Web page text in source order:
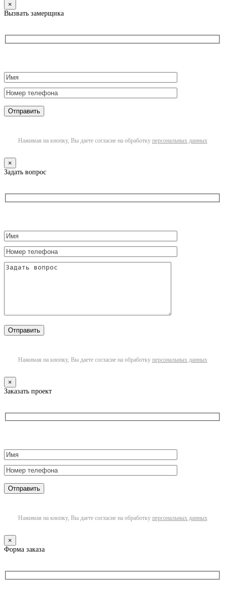
×
Вызвать замерщика
Нажимая на кнопку, Вы даете согласие на обработку персональных данных
×
Задать вопрос
Нажимая на кнопку, Вы даете согласие на обработку персональных данных
×
Заказать проект
Нажимая на кнопку, Вы даете согласие на обработку персональных данных
×
Форма заказа